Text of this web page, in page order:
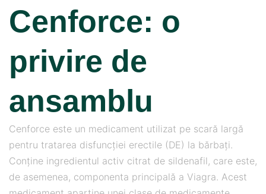
Cenforce: o
privire de
ansamblu
Cenforce este un medicament utilizat pe scară largă
pentru tratarea disfuncției erectile (DE) la bărbați.
Conține ingredientul activ citrat de sildenafil, care este,
de asemenea, componenta principală a Viagra. Acest